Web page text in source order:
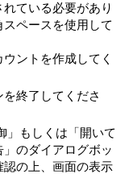
ている必要があり
ペースを使用して
ントを作成してく
終了してくださ
」もしくは「開いて
のダイアログボッ
の上、画面の表示